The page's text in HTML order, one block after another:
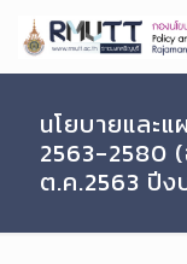
Content
นโยบายและ
2563-2580
ต.ค.2563 ปี